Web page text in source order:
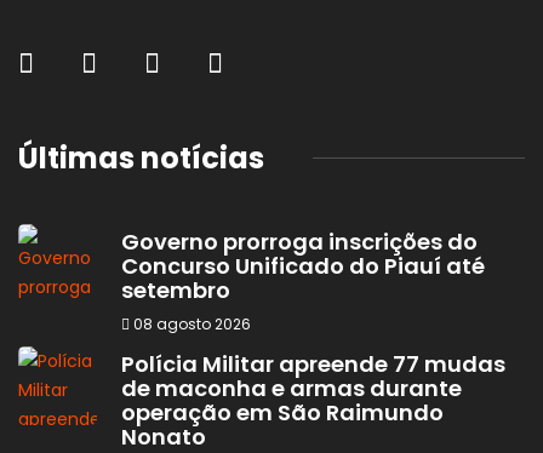
Últimas notícias
Governo prorroga inscrições do
Concurso Unificado do Piauí até
setembro
08 agosto 2026
Polícia Militar apreende 77 mudas
de maconha e armas durante
operação em São Raimundo
Nonato